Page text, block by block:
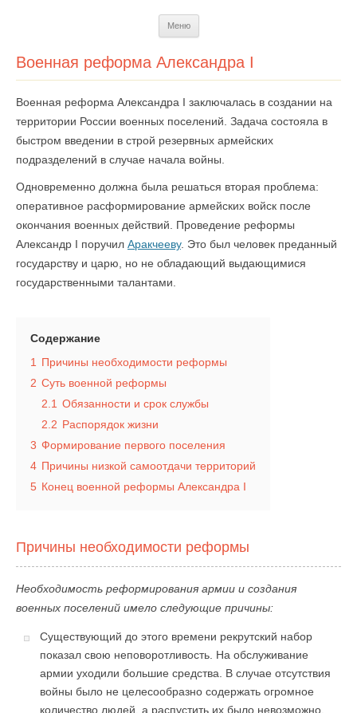
Меню
Военная реформа Александра I
Военная реформа Александра I заключалась в создании на
территории России военных поселений. Задача состояла в
быстром введении в строй резервных армейских
подразделений в случае начала войны.
Одновременно должна была решаться вторая проблема:
оперативное расформирование армейских войск после
окончания военных действий. Проведение реформы
Александр I поручил Аракчееву. Это был человек преданный
государству и царю, но не обладающий выдающимися
государственными талантами.
Содержание
1
Причины необходимости реформы
2 Суть военной реформы
2.1 Обязанности и срок службы
2.2 Распорядок жизни
3 Формирование первого поселения
4 Причины низкой самоотдачи территорий
5 Конец военной реформы Александра I
Причины необходимости реформы
Необходимость реформирования армии и создания
военных поселений имело следующие причины:
Существующий до этого времени рекрутский набор
показал свою неповоротливость. На обслуживание
армии уходили большие средства. В случае отсутствия
войны было не целесообразно содержать огромное
количество людей, а распустить их было невозможно.